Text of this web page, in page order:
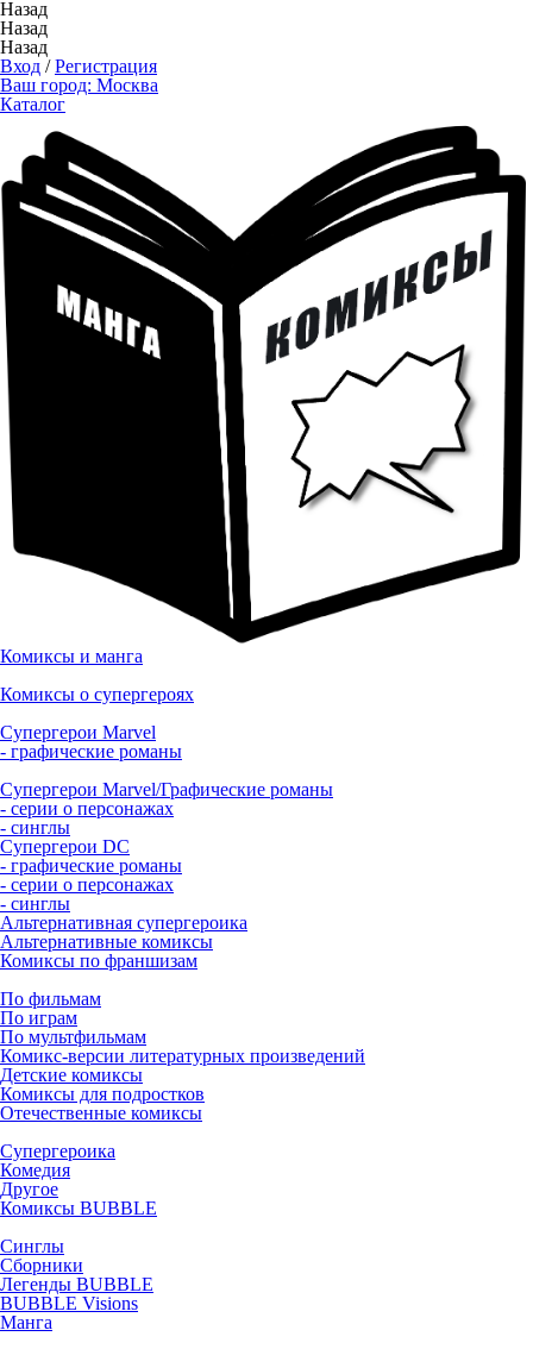
Назад
Назад
Назад
Вход /Регистрация
Ваш город: Москва
Каталог
Комиксы и манга
Комиксы о супергероях
Супергерои Marvel
- графические романы
Супергерои Marvel/Графические романы
- серии о персонажах
- синглы
Супергерои DC
- графические романы
- серии о персонажах
- синглы
Альтернативная супергероика
Альтернативные комиксы
Комиксы по франшизам
По фильмам
По играм
По мультфильмам
Комикс-версии литературных произведений
Детские комиксы
Комиксы для подростков
Отечественные комиксы
Супергероика
Комедия
Другое
Комиксы BUBBLE
Синглы
Сборники
Легенды BUBBLE
BUBBLE Visions
Манга